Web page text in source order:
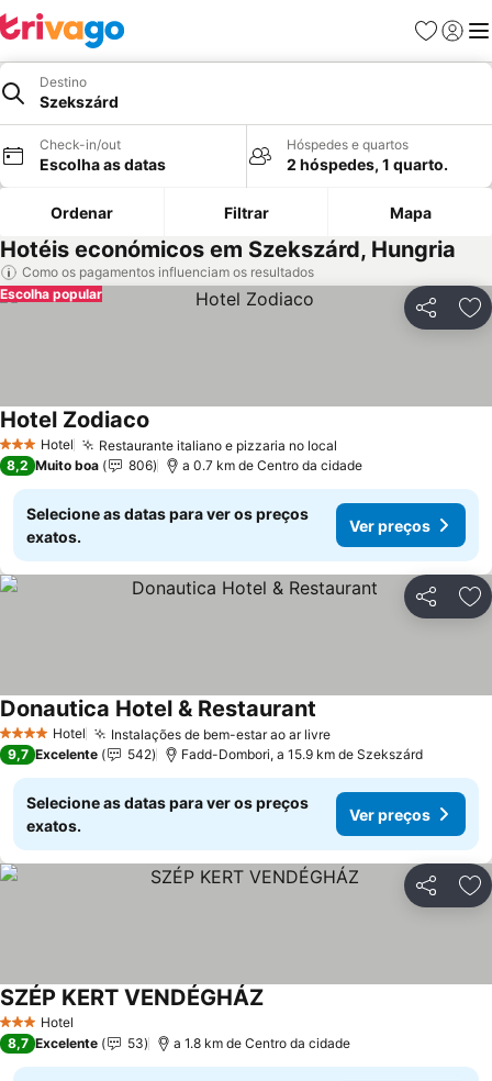
Favoritos
Iniciar
Destino
Szekszárd
Check-in/out
Escolha as datas
Hóspedes e quartos
2 hóspedes, 1 quarto.
Ordenar Filtrar Mapa
Hotéis económicos em Szekszárd, Hungria
Como os pagamentos influenciam os resultados
Partilhar
Escolha popular
3 EstrelasHotel Restaurante italiano e pizzaria no local
Hotel Zodiaco
8,2 Muito boa 806 a 0.7 km de Centro da cidade
Selecione as datas para ver os preços
exatos.
Ver preços
Partilhar
4 EstrelasHotel Instalações de bem-estar ao ar livre
Donautica Hotel & Restaurant
9,7 Excelente 542 Fadd-Dombori, a 15.9 km de Szekszárd
Selecione as datas para ver os preços
exatos.
Ver preços
Partilhar
3 EstrelasHotel
SZÉP KERT VENDÉGHÁZ
8,7 Excelente 53 a 1.8 km de Centro da cidade